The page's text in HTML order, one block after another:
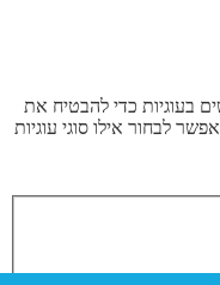
בעוגיות כדי להבטיח את
לבחור אילו סוגי עוגיות